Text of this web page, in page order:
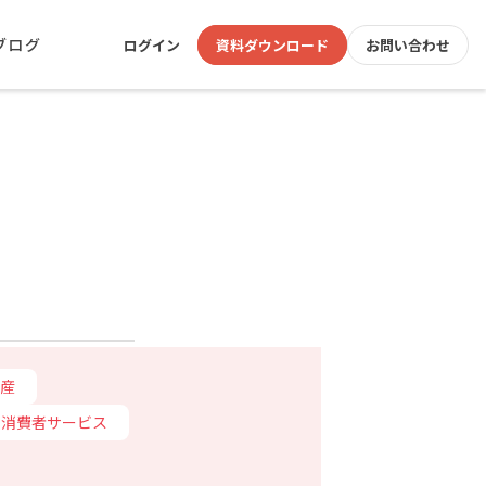
ログ ログイン 資料ダウンロード お問い合わせ
消費者サービス